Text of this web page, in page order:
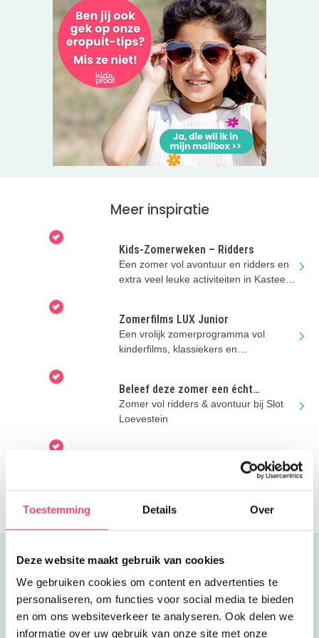
Toestemming Details Over
Deze website maakt gebruik van cookies
We gebruiken cookies om content en advertenties te
personaliseren, om functies voor social media te bieden
en om ons websiteverkeer te analyseren. Ook delen we
informatie over uw gebruik van onze site met onze
Meer inspiratie
Kids-Zomerweken – Ridders
Een zomer vol avontuur en ridders en
extra veel leuke activiteiten in Kasteel
Zomerfilms LUX Junior
Een vrolijk zomerprogramma vol
kinderfilms, klassiekers en
Beleef deze zomer een écht
kasteelavontuur bij Slot Loevestein
Zomer vol ridders & avontuur bij Slot
Loevestein
Zomervakantie bij Orientalis
Beleef in Museumpark Orientalis een
zomer vol verhalen, theater,
Romeinendagen en nog veel meer!
Uitgelicht